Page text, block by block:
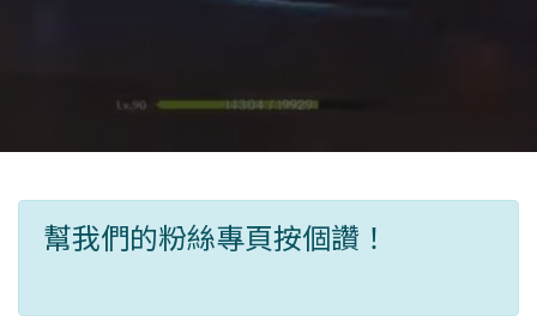
幫我們的粉絲專頁按個讚！